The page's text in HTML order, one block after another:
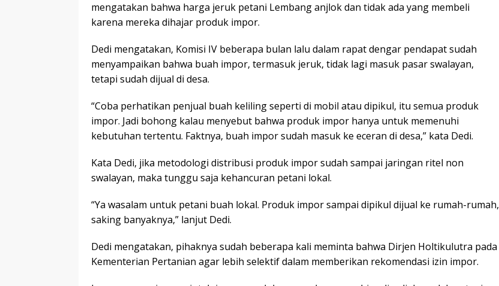
mengatakan bahwa harga jeruk petani Lembang anjlok dan tidak ada yang membeli
karena mereka dihajar produk impor.
Dedi mengatakan, Komisi IV beberapa bulan lalu dalam rapat dengar pendapat sudah
menyampaikan bahwa buah impor, termasuk jeruk, tidak lagi masuk pasar swalayan,
tetapi sudah dijual di desa.
“Coba perhatikan penjual buah keliling seperti di mobil atau dipikul, itu semua produk
impor. Jadi bohong kalau menyebut bahwa produk impor hanya untuk memenuhi
kebutuhan tertentu. Faktnya, buah impor sudah masuk ke eceran di desa,” kata Dedi.
Kata Dedi, jika metodologi distribusi produk impor sudah sampai jaringan ritel non
swalayan, maka tunggu saja kehancuran petani lokal.
“Ya wasalam untuk petani buah lokal. Produk impor sampai dipikul dijual ke rumah-rumah,
saking banyaknya,” lanjut Dedi.
Dedi mengatakan, pihaknya sudah beberapa kali meminta bahwa Dirjen Holtikulutra pada
Kementerian Pertanian agar lebih selektif dalam memberikan rekomendasi izin impor.